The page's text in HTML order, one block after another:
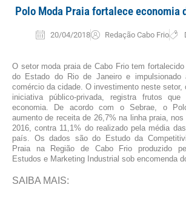
Polo Moda Praia fortalece economia
20/04/2018 Redação Cabo Frio
O setor moda praia de Cabo Frio tem
do Estado do Rio de Janeiro e
comércio da cidade. O investimento neste setor,
iniciativa público-privada, registra frutos que
economia. De acordo com o Sebrae, o
aumento de receita de 26,7% na linha praia,
2016, contra 11,1% do realizado pela média
país. Os dados são do Estudo da
Praia na Região de Cabo Frio produzido
Estudos e Marketing Industrial sob encomenda
SAIBA MAIS: